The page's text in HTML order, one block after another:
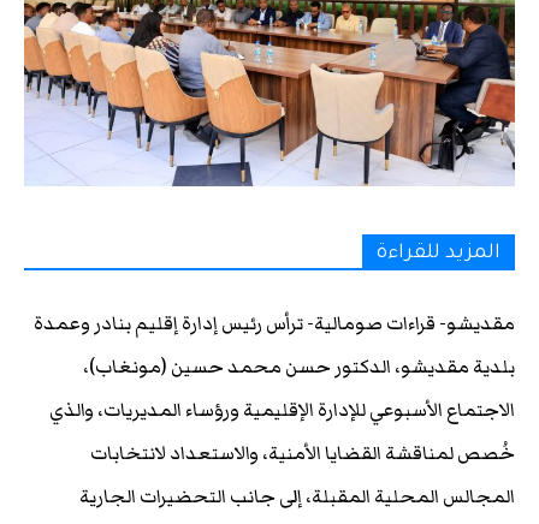
المزيد للقراءة
مقديشو- قراءات صومالية- ترأس رئيس إدارة إقليم بنادر وعمدة
بلدية مقديشو، الدكتور حسن محمد حسين (مونغاب)،
الاجتماع الأسبوعي للإدارة الإقليمية ورؤساء المديريات، والذي
خُصص لمناقشة القضايا الأمنية، والاستعداد لانتخابات
المجالس المحلية المقبلة، إلى جانب التحضيرات الجارية